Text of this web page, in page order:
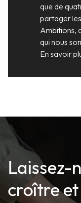
que de
partager
Ambitions,
qui nous
En savoir
Laissez-
croître